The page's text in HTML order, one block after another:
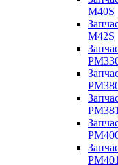
M40S
M42S
PM381
PM401